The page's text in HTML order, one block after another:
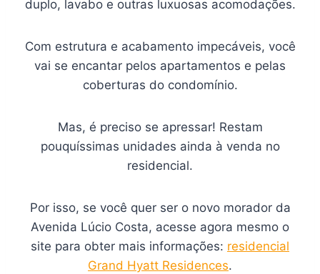
duplo, lavabo e outras luxuosas acomodações.
Com estrutura e acabamento impecáveis, você
vai se encantar pelos apartamentos e pelas
coberturas do condomínio.
Mas, é preciso se apressar! Restam
pouquíssimas unidades ainda à venda no
residencial.
Por isso, se você quer ser o novo morador da
Avenida Lúcio Costa, acesse agora mesmo o
site para obter mais informações: residencial
Grand Hyatt Residences.